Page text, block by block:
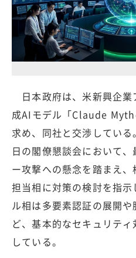
日本政府は、米新興企業
成AIモデル「Claude
求め、同社と交渉してい
日の閣僚懇談会において
ー攻撃への懸念を踏まえ
担当相に対策の検討を指
ル相は多要素認証の展開
ど、基本的なセキュリテ
している。